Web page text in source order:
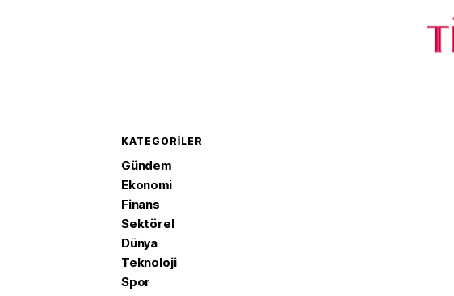
KATEGORILER
Gündem
Ekonomi
Finans
Sektörel
Dünya
Teknoloji
Spor